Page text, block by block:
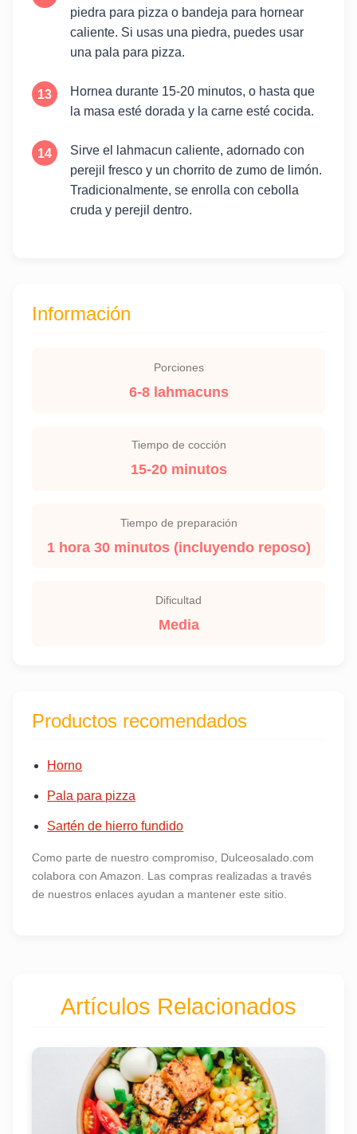
piedra para pizza o bandeja para hornear
caliente. Si usas una piedra, puedes usar
una pala para pizza.
Hornea durante 15-20 minutos, o hasta que
la masa esté dorada y la carne esté cocida.
Sirve el lahmacun caliente, adornado con
perejil fresco y un chorrito de zumo de limón.
Tradicionalmente, se enrolla con cebolla
cruda y perejil dentro.
Información
Porciones
6-8 lahmacuns
Tiempo de cocción
15-20 minutos
Tiempo de preparación
1 hora 30 minutos (incluyendo reposo)
Dificultad
Media
Productos recomendados
Horno
Pala para pizza
Sartén de hierro fundido
Como parte de nuestro compromiso, Dulceosalado.com
colabora con Amazon. Las compras realizadas a través
de nuestros enlaces ayudan a mantener este sitio.
Artículos Relacionados